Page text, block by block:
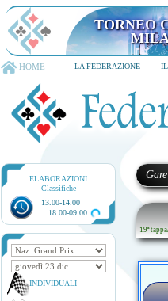
HOME LA FEDERAZIONE
ELABORAZIONI
Classifiche
13.00-14.00
18.00-09.00
INDIVIDUALI
Gare
19ª tappa